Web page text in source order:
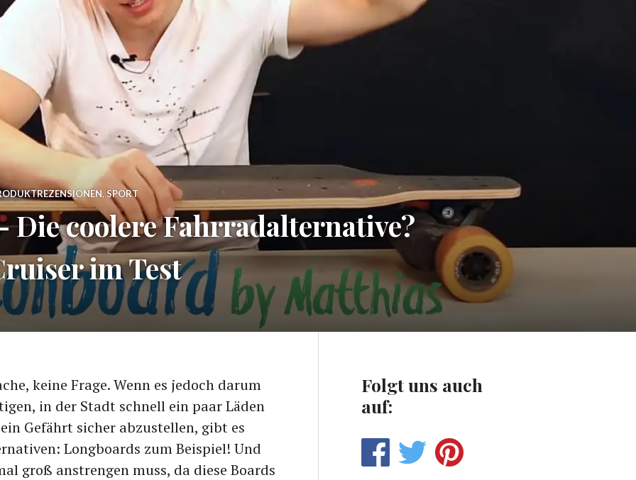
, SPORT
Die coolere Fahrradalternative?
im Test
keine Frage. Wenn es jedoch darum
in der Stadt schnell ein paar Läden
Gefährt sicher abzustellen, gibt es
Longboards zum Beispiel! Und
groß anstrengen muss, da diese Boards
Folgt uns auch
auf: